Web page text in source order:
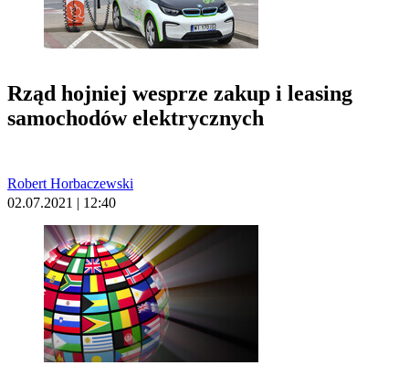
Rząd hojniej wesprze zakup i leasing
samochodów elektrycznych
Robert Horbaczewski
02.07.2021 | 12:40